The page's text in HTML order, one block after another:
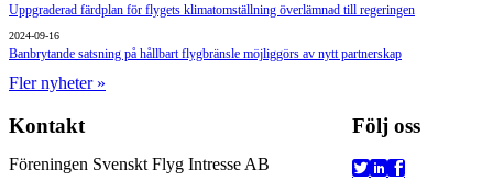
Uppgraderad färdplan för flygets klimatomställning överlämnad till regeringen
2024-09-16
Banbrytande satsning på hållbart flygbränsle möjliggörs av nytt partnerskap
Fler nyheter »
Kontakt
Föreningen Svenskt Flyg Intresse AB
Följ oss